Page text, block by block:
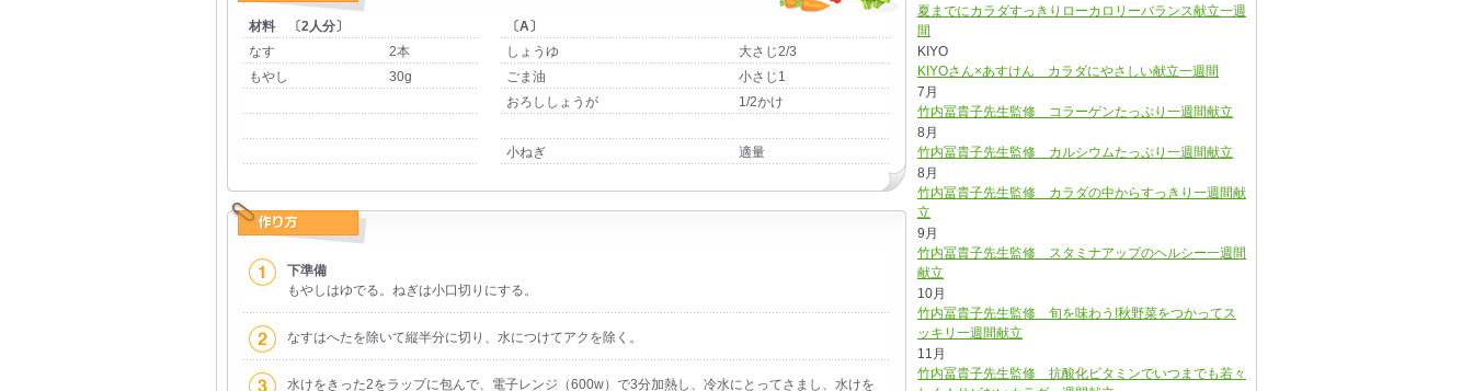
材料 〔2人分〕
〔A〕
なす
2本 しょうゆ
大さじ2/3
もやし
30g ごま油
小さじ1
おろししょうが
1/2かけ
小ねぎ 適量
下準備
もやしはゆでる。ねぎは小口切りにする。
なすはへたを除いて縦半分に切り、水につけてアクを除く。
水けをきった2をラップに包んで、電子レンジ（600w）で3分加熱し、冷水にとってさまし、水けを
夏までにカラダすっきりローカロリーバランス献立一週
間
KIYO
KIYOさん×あすけん カラダにやさしい献立一週間
7月
竹内冨貴子先生監修 コラーゲンたっぷり一週間献立
8月
竹内冨貴子先生監修 カルシウムたっぷり一週間献立
8月
竹内冨貴子先生監修 カラダの中からすっきり一週間献
立
9月
竹内冨貴子先生監修 スタミナアップのヘルシー一週間
献立
10月
竹内冨貴子先生監修 旬を味わう!秋野菜をつかってス
ッキリ一週間献立
11月
竹内冨貴子先生監修 抗酸化ビタミンでいつまでも若々